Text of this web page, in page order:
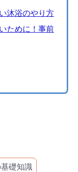
沐浴のやり方
ために！事前
礎知識